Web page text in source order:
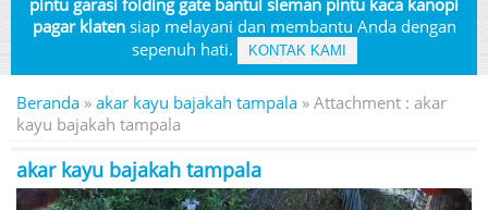
pintu garasi folding gate bantul sleman pintu kaca kanopi
pagar klaten siap melayani dan membantu Anda dengan
sepenuh hati.
KONTAK KAMI
Beranda » akar kayu bajakah tampala » Attachment : akar
kayu bajakah tampala
akar kayu bajakah tampala